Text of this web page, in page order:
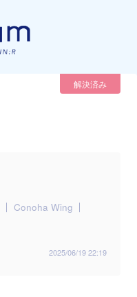
解決済み
Conoha Wing
2025/06/19 22:19